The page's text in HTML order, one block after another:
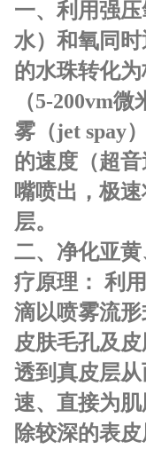
一、利用强
水）和氧同
的水珠转化
（5-200vm
雾（jet spay
的速度（超
嘴喷出，极
层。
二、净化亚
疗原理： 利
滴以喷雾流
皮肤毛孔及
透到真皮层
速、直接为
除较深的表